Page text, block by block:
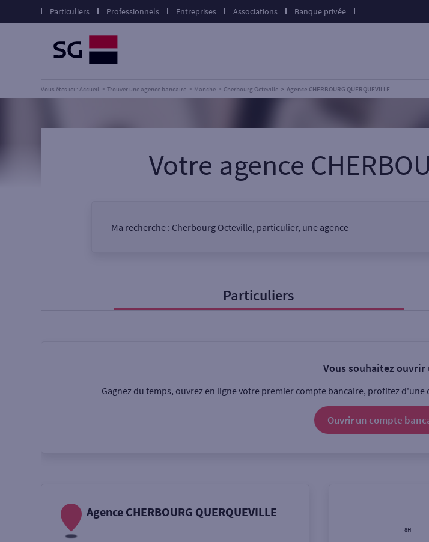
Particuliers Professionnels Entreprises Associations Banque privée
Vous êtes ici : Accueil Trouver une agence bancaire Manche Cherbourg Octeville Agence CHERBOURG QUERQUEVILLE
Votre agence
Ma recherche : Cherbourg Octeville, particulier, une agence
Professionnel
Ouverte le lundi
Particuliers
Vous souhaitez ouvrir
Gagnez du temps, ouvrez en ligne votre premier compte bancaire, profitez
Ouvrir un compte
Agence CHERBOURG QUERQUEVILLE
8H